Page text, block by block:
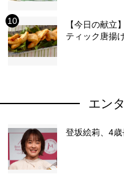
【今日の献立
ティック唐揚げ
エン
登坂絵莉、4